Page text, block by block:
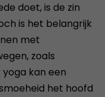
doet, is de zin
is het belangrijk
met
zoals
kan een
het hoofd